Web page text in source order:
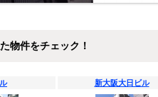
物件をチェック！
新大阪大日ビル